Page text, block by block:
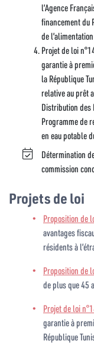
l’Agence
financement du
de
Projet de loi
garantie à
la République
relative au prêt
Distribution des
Programme de
en eau potable
Détermination
commission
Projets de loi
Proposition de
avantages
résidents à
Proposition de
de plus que 45
Projet de loi
garantie à
République